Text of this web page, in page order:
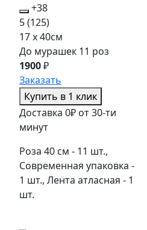
+38
5(125)
17 x 40см
До мурашек 11 роз
1900₽
Заказать
Купить в 1 клик
Доставка 0₽ от 30-ти
минут
Роза 40 см - 11 шт.,
Современная упаковка -
1 шт., Лента атласная - 1
шт.